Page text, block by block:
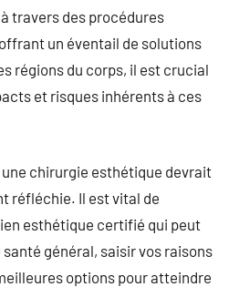
travers des procédures
un éventail de solutions
régions du corps, il est crucial
et risques inhérents à ces
chirurgie esthétique devrait
réfléchie. Il est vital de
esthétique certifié qui peut
général, saisir vos raisons
options pour atteindre